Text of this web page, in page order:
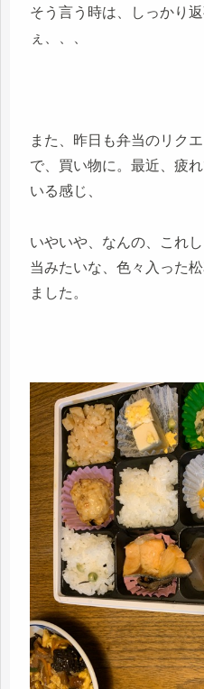
そう言う時は、しっかり
ぇ、、、
また、昨日も弁当のリク
で、買い物に。最近、疲
いる感じ、
いやいや、なんの、これ
当みたいな、色々入った
ました。